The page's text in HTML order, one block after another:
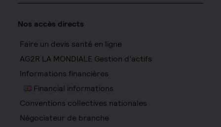
Nos accès directs
Faire un devis santé en ligne
AG2R LA MONDIALE Gestion d’actifs
Informations financières
Financial informations
Conventions collectives nationales
Négociateur de branche